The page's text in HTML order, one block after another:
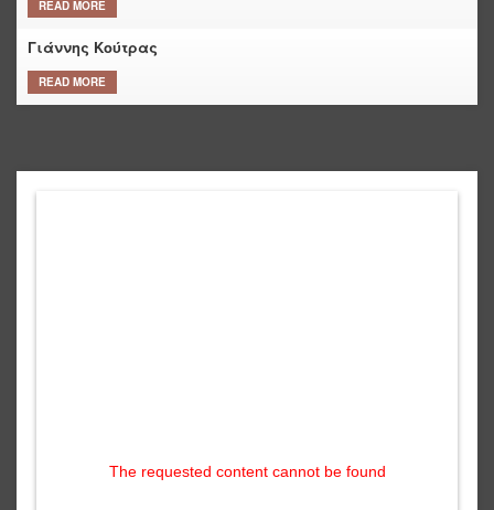
READ MORE
Γιάννης Κούτρας
READ MORE
The requested content cannot be found